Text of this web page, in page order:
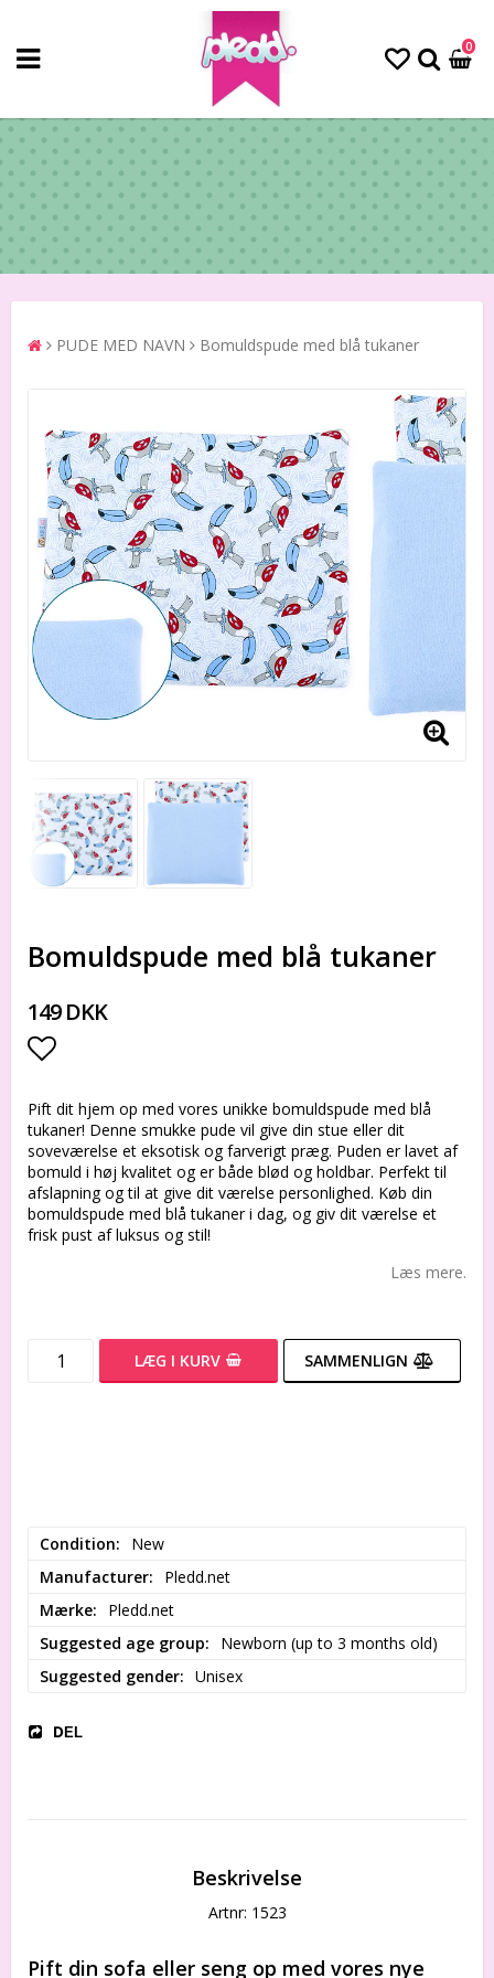
0
PUDE MED NAVN Bomuldspude med blå tukaner
Bomuldspude med blå tukaner
149 DKK
Pift dit hjem op med vores unikke bomuldspude med blå
tukaner! Denne smukke pude vil give din stue eller dit
soveværelse et eksotisk og farverigt præg. Puden er lavet af
bomuld i høj kvalitet og er både blød og holdbar. Perfekt til
afslapning og til at give dit værelse personlighed. Køb din
bomuldspude med blå tukaner i dag, og giv dit værelse et
frisk pust af luksus og stil!
Læs mere.
LÆG I KURV SAMMENLIGN
Condition
New
Manufacturer
Pledd.net
Mærke
Pledd.net
Suggested age group
Newborn (up to 3 months old)
Suggested gender
Unisex
DEL
Beskrivelse
Artnr: 1523
Pift din sofa eller seng op med vores nye